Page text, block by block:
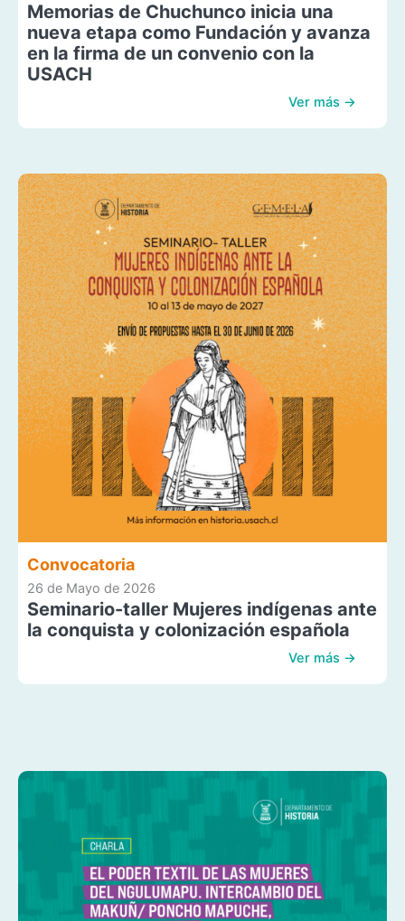
Memorias de Chuchunco inicia una
nueva etapa como Fundación y avanza
en la firma de un convenio con la
USACH
Ver más →
Convocatoria
26 de Mayo de 2026
Seminario-taller Mujeres indígenas ante
la conquista y colonización española
Ver más →